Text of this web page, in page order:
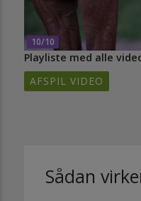
10/10
Playliste med alle
AFSPIL VIDEO
Sådan